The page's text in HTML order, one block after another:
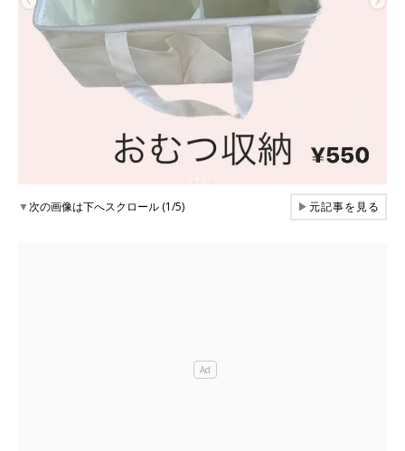
▼次の画像は下へスクロール (1/5) ▶元記事を見る